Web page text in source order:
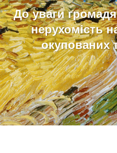
До уваги
нерухомість
окупованих